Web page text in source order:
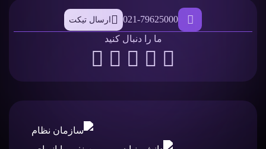
021-79625000 ارسال تیکت
ما را دنبال کنید